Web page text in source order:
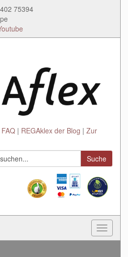
75394
FAQ REGAklex der Blog
Zur
Suche
Toggle